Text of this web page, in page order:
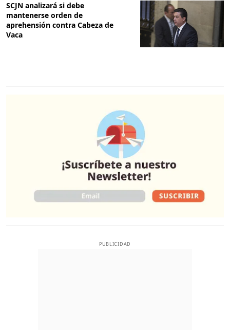
SCJN analizará si debe
mantenerse orden de
aprehensión contra Cabeza de
Vaca
PUBLICIDAD